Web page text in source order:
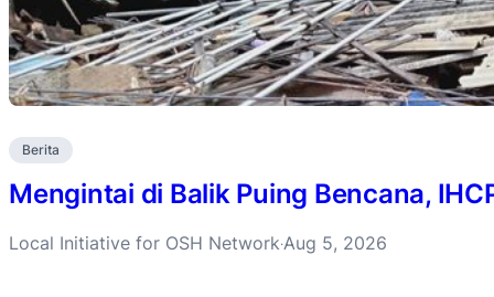
Berita
Mengintai di Balik Puing Bencana,
Local Initiative for OSH Network·Aug 5, 2026